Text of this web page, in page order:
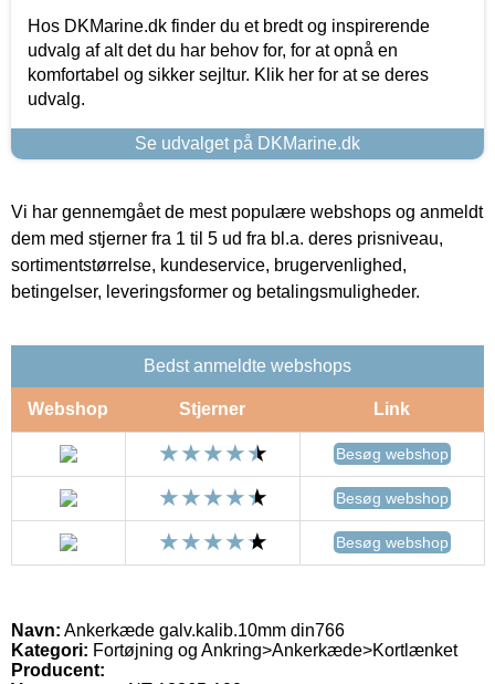
Hos DKMarine.dk finder du et bredt og inspirerende
udvalg af alt det du har behov for, for at opnå en
komfortabel og sikker sejltur. Klik her for at se deres
udvalg.
Se udvalget på DKMarine.dk
Vi har gennemgået de mest populære webshops og anmeldt
dem med stjerner fra 1 til 5 ud fra bl.a. deres prisniveau,
sortimentstørrelse, kundeservice, brugervenlighed,
betingelser, leveringsformer og betalingsmuligheder.
Bedst anmeldte webshops
Webshop Stjerner Link
Besøg webshop
Besøg webshop
Besøg webshop
Navn: Ankerkæde galv.kalib.10mm din766
Kategori: Fortøjning og Ankring>Ankerkæde>Kortlænket
Producent: